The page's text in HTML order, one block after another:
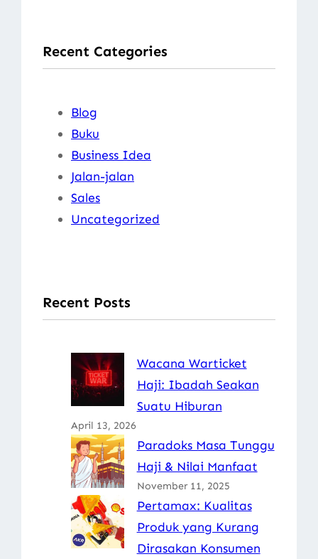
c
h
Recent Categories
Blog
Buku
Business Idea
Jalan-jalan
Sales
Uncategorized
Recent Posts
Wacana Warticket
Haji: Ibadah Seakan
Suatu Hiburan
April 13, 2026
Paradoks Masa Tunggu
Haji & Nilai Manfaat
November 11, 2025
Pertamax: Kualitas
Produk yang Kurang
Dirasakan Konsumen